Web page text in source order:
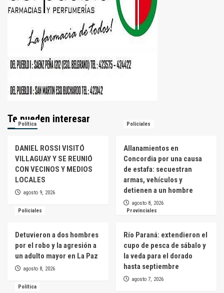
Te pueden interesar
Política
DANIEL ROSSI VISITÓ
VILLAGUAY Y SE REUNIÓ
CON VECINOS Y MEDIOS
LOCALES
agosto 9, 2026
Policiales
Allanamientos en
Concordia por una causa
de estafa: secuestran
armas, vehículos y
detienen a un hombre
agosto 8, 2026
Policiales
Detuvieron a dos hombres
por el robo y la agresión a
un adulto mayor en La Paz
agosto 8, 2026
Provinciales
Río Paraná: extendieron el
cupo de pesca de sábalo y
la veda para el dorado
hasta septiembre
agosto 7, 2026
Política